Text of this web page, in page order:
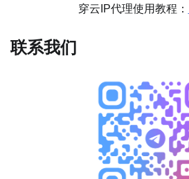
穿云IP代理使用教程：
联系我们